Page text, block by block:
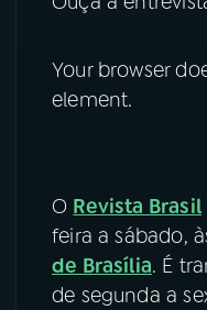
Your browser
element.
O Revista Brasil
feira a sábado,
de Brasília. É
de segunda a